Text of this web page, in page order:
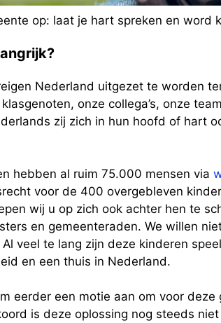
op: laat je hart spreken en word
Nederland uitgezet te worden
onze collega’s, onze
zij zich in hun hoofd of hart
hebben al ruim 75.000 mensen via
voor de 400 overgebleven
wij u op zich ook achter hen te
en gemeenteraden. We willen
veel te lang zijn deze kinderen
en een thuis in Nederland.
eerder een motie aan om voor
is deze oplossing nog steeds